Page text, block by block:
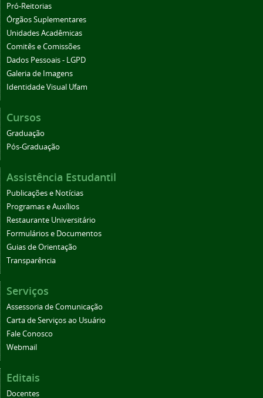
Pró-Reitorias
Órgãos Suplementares
Unidades Acadêmicas
Comitês e Comissões
Dados Pessoais - LGPD
Galeria de Imagens
Identidade Visual Ufam
Cursos
Graduação
Pós-Graduação
Assistência Estudantil
Publicações e Notícias
Programas e Auxílios
Restaurante Universitário
Formulários e Documentos
Guias de Orientação
Transparência
Serviços
Assessoria de Comunicação
Carta de Serviços ao Usuário
Fale Conosco
Webmail
Editais
Docentes